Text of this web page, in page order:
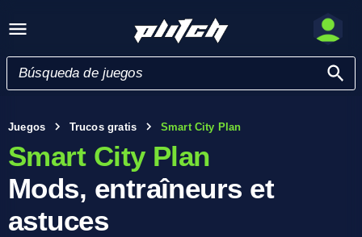
Juegos Trucos gratis Smart City Plan
Smart City Plan
Mods, entraîneurs et
astuces